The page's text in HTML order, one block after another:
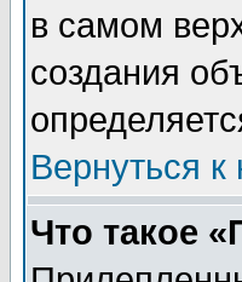
в самом
создания
Вернуться к
Что такое